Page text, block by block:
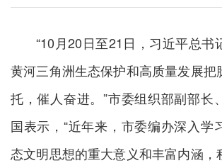
“10月20日至21日，习近平总书
黄河三角洲生态保护和高质量发展把
托，催人奋进。”市委组织部副部长
国表示，“近年来，市委编办深入学
态文明思想的重大意义和丰富内涵，